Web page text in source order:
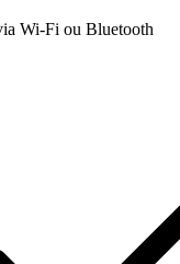
Wi-Fi ou Bluetooth